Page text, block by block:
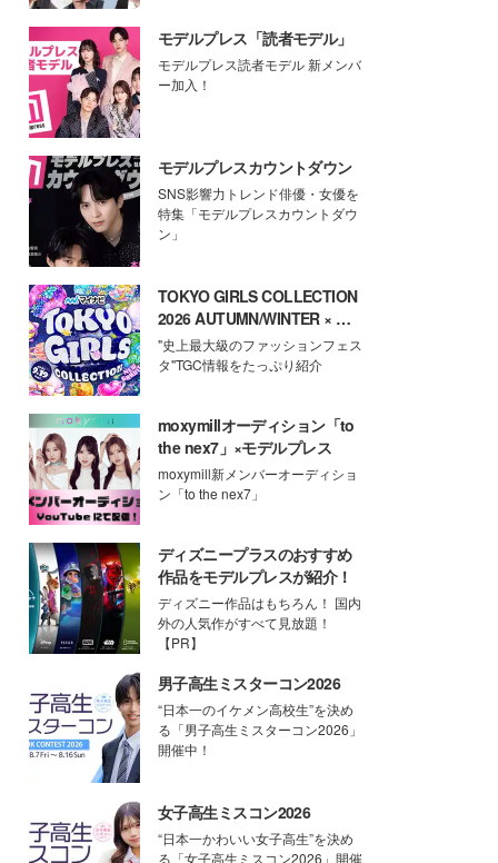
モデルプレス「読者モデル」
モデルプレス読者モデル 新メンバ
ー加入！
モデルプレスカウントダウン
SNS影響力トレンド俳優・女優を
特集「モデルプレスカウントダウ
ン」
TOKYO GIRLS COLLECTION
2026 AUTUMN/WINTER × モ
デルプレス
"史上最大級のファッションフェス
タ"TGC情報をたっぷり紹介
moxymillオーディション「to
the nex7」×モデルプレス
moxymill新メンバーオーディショ
ン「to the nex7」
ディズニープラスのおすすめ
作品をモデルプレスが紹介！
ディズニー作品はもちろん！ 国内
外の人気作がすべて見放題！
【PR】
男子高生ミスターコン2026
“日本一のイケメン高校生”を決め
る「男子高生ミスターコン2026」
開催中！
女子高生ミスコン2026
“日本一かわいい女子高生”を決め
る「女子高生ミスコン2026」開催